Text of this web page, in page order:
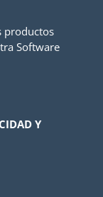
productos
Software
Y